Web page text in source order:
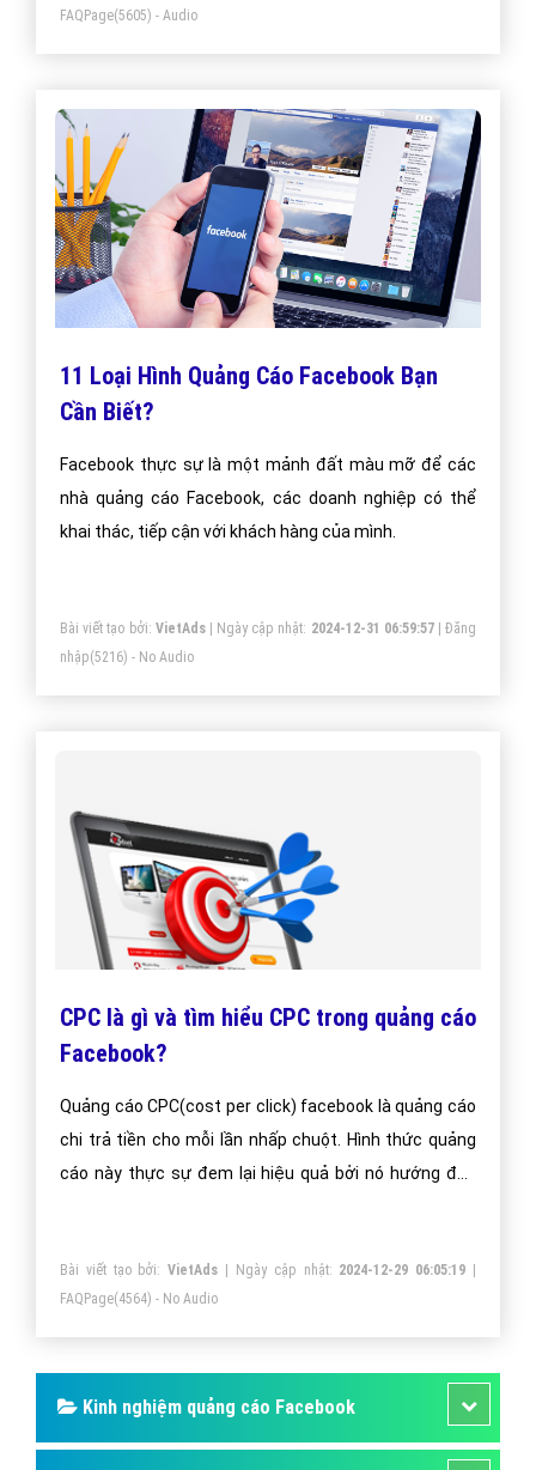
FAQPage(5605) - Audio
11 Loại Hình Quảng Cáo Facebook Bạn
Cần Biết?
Facebook thực sự là một mảnh đất màu mỡ để các
nhà quảng cáo Facebook, các doanh nghiệp có thể
khai thác, tiếp cận với khách hàng của mình.
Bài viết tạo bởi: VietAds| Ngày cập nhật: 2024-12-31 06:59:57|Đăng
nhập(5216) - No Audio
CPC là gì và tìm hiểu CPC trong quảng cáo
Facebook?
Quảng cáo CPC(cost per click) facebook là quảng cáo
chi trả tiền cho mỗi lần nhấp chuột. Hình thức quảng
cáo này thực sự đem lại hiệu quả bởi nó hướng đến
những người thực sự có nhu cầu cần những thứ đó.
Bài viết tạo bởi:VietAds | Ngày cập nhật: 2024-12-29 06:05:19
FAQPage(4564) - No Audio
Kinh nghiệm quảng cáo Facebook